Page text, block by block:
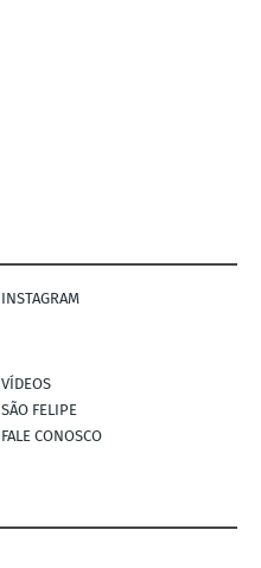
INSTAGRAM
VÍDEOS
SÃO FELIPE
FALE CONOSCO